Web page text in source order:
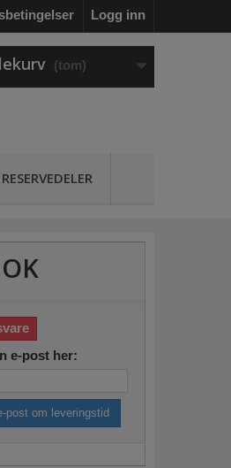
Logg inn
(tom)
e-post her:
post om leveringstid